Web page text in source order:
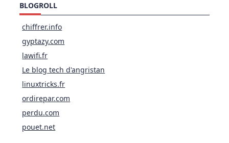
BLOGROLL
chiffrer.info
gyptazy.com
lawifi.fr
Le blog tech d'angristan
linuxtricks.fr
ordirepar.com
perdu.com
pouet.net